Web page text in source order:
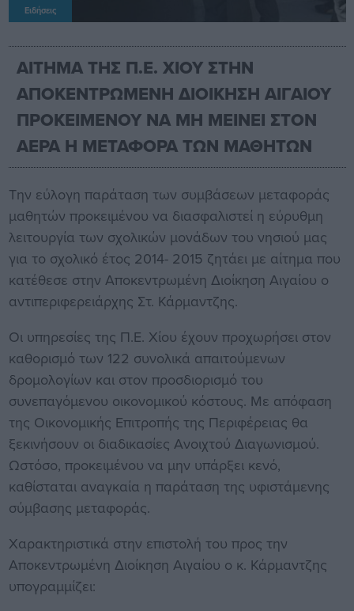
Ειδήσεις
ΑΙΤΗΜΑ ΤΗΣ Π.Ε. ΧΙΟΥ ΣΤΗΝ
ΑΠΟΚΕΝΤΡΩΜΕΝΗ ΔΙΟΙΚΗΣΗ ΑΙΓΑΙΟΥ
ΠΡΟΚΕΙΜΕΝΟΥ ΝΑ ΜΗ ΜΕΙΝΕΙ ΣΤΟΝ
ΑΕΡΑ Η ΜΕΤΑΦΟΡΑ ΤΩΝ ΜΑΘΗΤΩΝ
Την εύλογη παράταση των συμβάσεων μεταφοράς
μαθητών προκειμένου να διασφαλιστεί η εύρυθμη
λειτουργία των σχολικών μονάδων του νησιού μας
για το σχολικό έτος 2014- 2015 ζητάει με αίτημα που
κατέθεσε στην Αποκεντρωμένη Διοίκηση Αιγαίου ο
αντιπεριφερειάρχης Στ. Κάρμαντζης.
Οι υπηρεσίες της Π.Ε. Χίου έχουν προχωρήσει στον
καθορισμό των 122 συνολικά απαιτούμενων
δρομολογίων και στον προσδιορισμό του
συνεπαγόμενου οικονομικού κόστους. Με απόφαση
της Οικονομικής Επιτροπής της Περιφέρειας θα
ξεκινήσουν οι διαδικασίες Ανοιχτού Διαγωνισμού.
Ωστόσο, προκειμένου να μην υπάρξει κενό,
καθίσταται αναγκαία η παράταση της υφιστάμενης
σύμβασης μεταφοράς.
Χαρακτηριστικά στην επιστολή του προς την
Αποκεντρωμένη Διοίκηση Αιγαίου ο κ. Κάρμαντζης
υπογραμμίζει: